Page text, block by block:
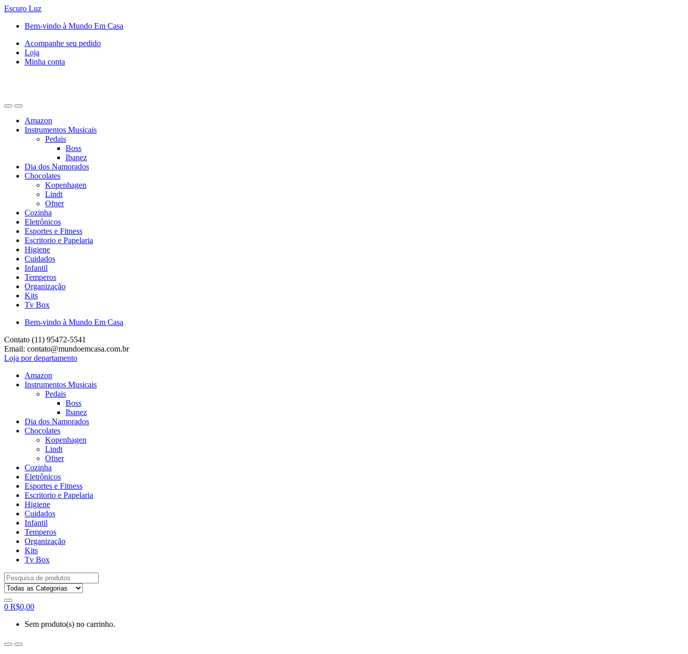
Escuro Luz
Saltar
navegação
Pular
conteúdo
Bem-vindo à Mundo Em Casa
Acompanhe seu pedido
Loja
Minha conta
Amazon
Instrumentos Musicais
Pedais
Boss
Ibanez
Dia dos Namorados
Chocolates
Kopenhagen
Lindt
Ofner
Cozinha
Eletrônicos
Esportes e Fitness
Escritorio e Papelaria
Higiene
Cuidados
Infantil
Temperos
Organização
Kits
Tv Box
Bem-vindo à Mundo Em Casa
Contato (11) 95472-5541
Email: contato@mundoemcasa.com.br
Loja por departamento
Amazon
Instrumentos Musicais
Pedais
Boss
Ibanez
Dia dos Namorados
Chocolates
Kopenhagen
Lindt
Ofner
Cozinha
Eletrônicos
Esportes e Fitness
Escritorio e Papelaria
Higiene
Cuidados
Infantil
Temperos
Organização
Kits
Tv Box
Procurar
por:
0 R$0,00
Sem produto(s) no carrinho.